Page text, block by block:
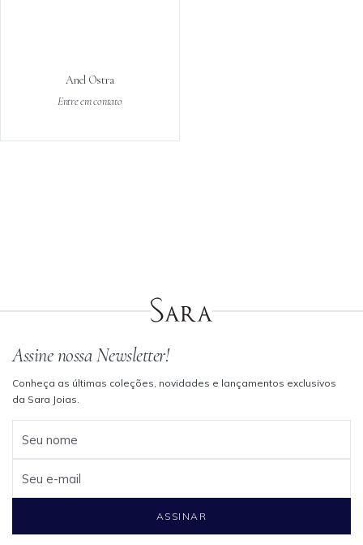
Anel Ostra
Entre em contato
Assine nossa Newsletter!
Conheça as últimas coleções, novidades e lançamentos exclusivos
da Sara Joias.
Seu nome
Seu e-mail
ASSINAR